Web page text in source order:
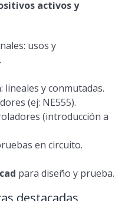
activos y
usos y
lineales y conmutadas.
(ej: NE555).
(introducción a
en circuito.
para diseño y prueba.